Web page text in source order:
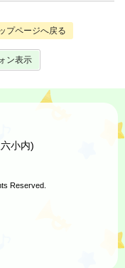
プページへ戻る
ン表示
小内)
Reserved.